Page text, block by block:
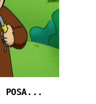
POSA...